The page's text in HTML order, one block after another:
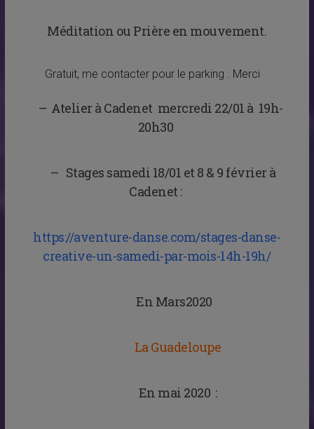
Méditation ou Prière en mouvement.
Gratuit, me contacter pour le parking . Merci
– Atelier à Cadenet mercredi 22/01 à 19h-
20h30
– Stages samedi 18/01 et 8 & 9 février à
Cadenet:
https://aventure-danse.com/stages-danse-
creative-un-samedi-par-mois-14h-19h/
En Mars2020
La Guadeloupe
En mai 2020 :